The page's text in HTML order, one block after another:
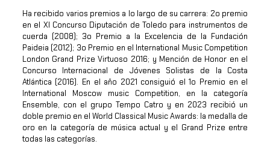
Ha recibido varios premios a lo largo de su carrera: 2o premio
en el XI Concurso Diputación de Toledo para instrumentos de
cuerda (2008); 3o Premio a la Excelencia de la Fundación
Paideia (2012); 3o Premio en el International Music Competition
London Grand Prize Virtuoso 2016; y Mención de Honor en el
Concurso Internacional de Jóvenes Solistas de la Costa
Atlántica (2016). En el año 2021 consiguió el 1o Premio en el
International Moscow music Competition, en la categoría
Ensemble, con el grupo Tempo Catro y en 2023 recibió un
doble premio en el World Classical Music Awards: la medalla de
oro en la categoría de música actual y el Grand Prize entre
todas las categorías.